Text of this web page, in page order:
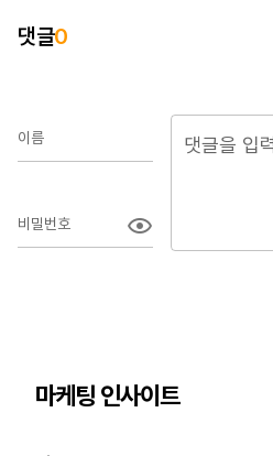
댓글0
이름
비밀번호
마케팅 인사이트